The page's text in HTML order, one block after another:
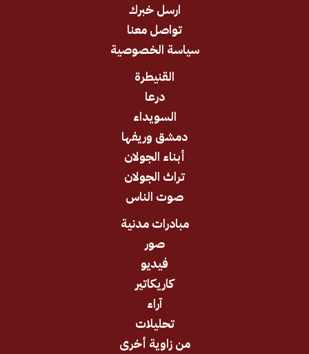
ارسل خبرك
تواصل معنا
سياسة الخصوصية
دمشق وريفها
أبناء الجولان
تراث الجولان
صوت الناس
مبادرات مدنية
من زاوية أخرى